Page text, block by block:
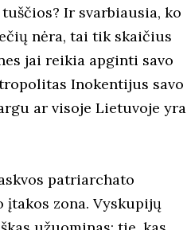
Ir svarbiausia, ko
nėra, tai tik skaičius
jai reikia apginti savo
Inokentijus savo
ar visoje Lietuvoje yra
patriarchato
įtakos zona. Vyskupijų